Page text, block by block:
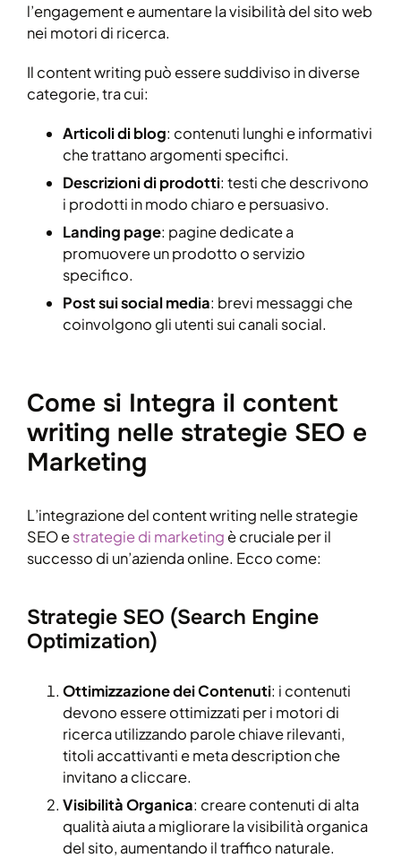
l’engagement e aumentare la visibilità del sito web
nei motori di ricerca.
Il content writing può essere suddiviso in diverse
categorie, tra cui:
Articoli di blog: contenuti lunghi e informativi
che trattano argomenti specifici.
Descrizioni di prodotti: testi che descrivono
i prodotti in modo chiaro e persuasivo.
Landing page: pagine dedicate a
promuovere un prodotto o servizio
specifico.
Post sui social media: brevi messaggi che
coinvolgono gli utenti sui canali social.
Come si Integra il content
writing nelle strategie SEO e
Marketing
L’integrazione del content writing nelle strategie
SEO estrategie di marketing è cruciale per il
successo di un’azienda online. Ecco come:
Strategie SEO (Search Engine
Optimization)
Ottimizzazione dei Contenuti: i contenuti
devono essere ottimizzati per i motori di
ricerca utilizzando parole chiave rilevanti,
titoli accattivanti e meta description che
invitano a cliccare.
Visibilità Organica: creare contenuti di alta
qualità aiuta a migliorare la visibilità organica
del sito, aumentando il traffico naturale.